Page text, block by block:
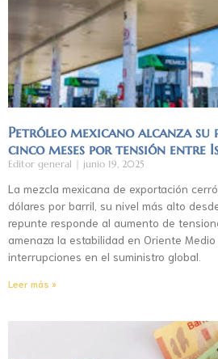
Petróleo mexicano alcanza su
cinco meses por tensión entre
Editor general junio 19, 2025
La mezcla mexicana de exportación
dólares por barril, su nivel más alto
repunte responde al aumento de
amenaza la estabilidad en Oriente
interrupciones en el suministro global.
Leer más »